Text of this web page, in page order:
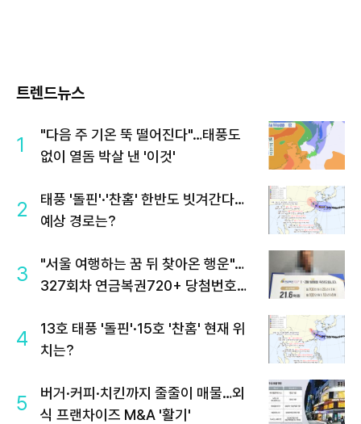
트렌드뉴스
1
"다음 주 기온 뚝 떨어진다"…태풍도
없이 열돔 박살 낸 '이것'
2
태풍 '돌핀'·'찬홈' 한반도 빗겨간다…
예상 경로는?
3
"서울 여행하는 꿈 뒤 찾아온 행운"…
327회차 연금복권720+ 당첨번호조
4
13호 태풍 '돌핀'·15호 '찬홈' 현재 위
치는?
5
버거·커피·치킨까지 줄줄이 매물…외
식 프랜차이즈 M&A '활기'